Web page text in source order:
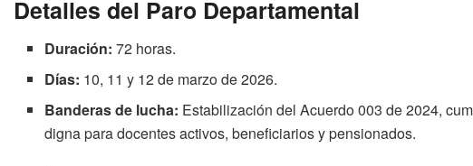
Detalles del Paro Departamental
Duración: 72 horas.
Días: 10, 11 y 12 de marzo de 2026.
Banderas de lucha: Estabilización del Acuerdo 003 de 2024,
digna para docentes activos, beneficiarios y pensionados.